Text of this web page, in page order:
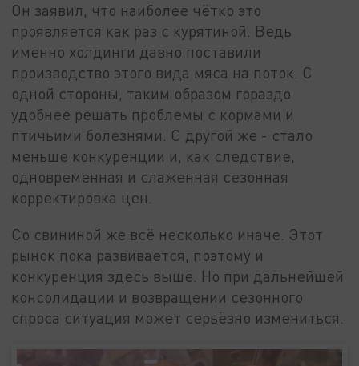
Он заявил, что наиболее чётко это
проявляется как раз с курятиной. Ведь
именно холдинги давно поставили
производство этого вида мяса на поток. С
одной стороны, таким образом гораздо
удобнее решать проблемы с кормами и
птичьими болезнями. С другой же - стало
меньше конкуренции и, как следствие,
одновременная и слаженная сезонная
корректировка цен.
Со свининой же всё несколько иначе. Этот
рынок пока развивается, поэтому и
конкуренция здесь выше. Но при дальнейшей
консолидации и возвращении сезонного
спроса ситуация может серьёзно измениться.